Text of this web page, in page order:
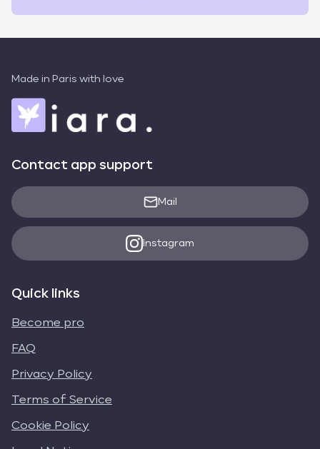
Made in Paris with love
Contact app support
Mail
Instagram
Quick links
Become pro
FAQ
Privacy Policy
Terms of Service
Cookie Policy